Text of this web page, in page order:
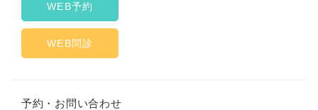
WEB予約
WEB問診
予約・お問い合わせ